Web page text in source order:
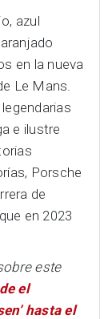
azul
en la nueva
Le Mans.
e ilustre
Porsche
de
en 2023
este
el
hasta el